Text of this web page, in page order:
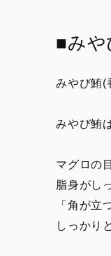
■みや
みやび鮪(
みやび鮪
マグロの
脂身がし
「角が立
しっかり